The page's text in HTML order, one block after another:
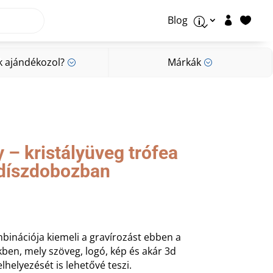
Blog p  
ajándékozol? ; Márkák ;
Márkák;
– kristályüveg trófea
kiemeli a gravírozást ebben a
mely szöveg, logó, kép és akár 3d
is lehetővé teszi.